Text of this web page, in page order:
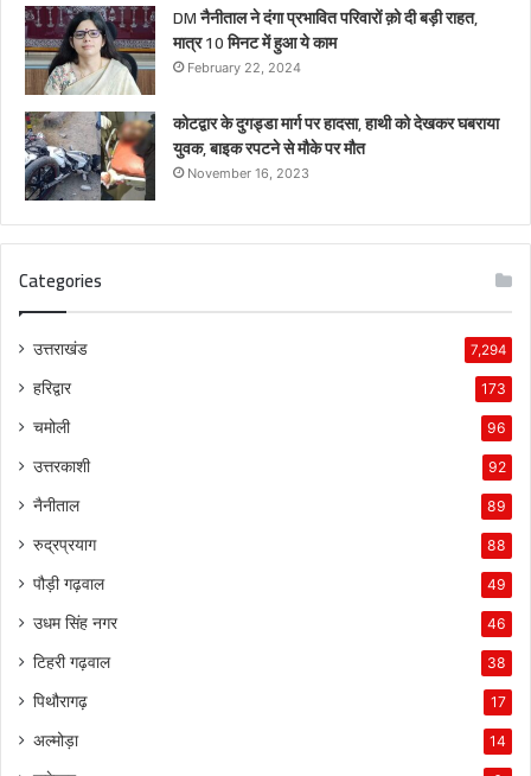
DM नैनीताल ने दंगा प्रभावित परिवारों क़ो दी बड़ी राहत,
मात्र 10 मिनट में हुआ ये काम
February 22, 2024
कोटद्वार के दुगड्डा मार्ग पर हादसा, हाथी को देखकर घबराया
युवक, बाइक रपटने से मौके पर मौत
November 16, 2023
Categories
उत्तराखंड 7,294
हरिद्वार 173
चमोली 96
उत्तरकाशी 92
नैनीताल 89
रुद्रप्रयाग 88
पौड़ी गढ़वाल 49
उधम सिंह नगर 46
टिहरी गढ़वाल 38
पिथौरागढ़ 17
अल्मोड़ा 14